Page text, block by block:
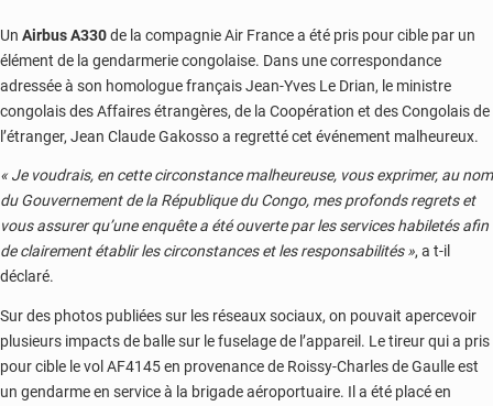
Un Airbus A330de la compagnie Air France a été pris pour cible par un
élément de la gendarmerie congolaise. Dans une correspondance
adressée à son homologue français Jean-Yves Le Drian, le ministre
congolais des Affaires étrangères, de la Coopération et des Congolais de
l’étranger, Jean Claude Gakosso a regretté cet événement malheureux.
« Je voudrais, en cette circonstance malheureuse, vous exprimer, au nom
du Gouvernement de la République du Congo, mes profonds regrets et
vous assurer qu’une enquête a été ouverte par les services habiletés afin
de clairement établir les circonstances et les responsabilités », a t-il
déclaré.
Sur des photos publiées sur les réseaux sociaux, on pouvait apercevoir
plusieurs impacts de balle sur le fuselage de l’appareil. Le tireur qui a pris
pour cible le vol AF4145 en provenance de Roissy-Charles de Gaulle est
un gendarme en service à la brigade aéroportuaire. Il a été placé en